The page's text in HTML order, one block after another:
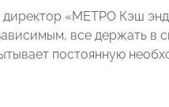
«МЕТРО Кэш энд
все держать в
постоянную